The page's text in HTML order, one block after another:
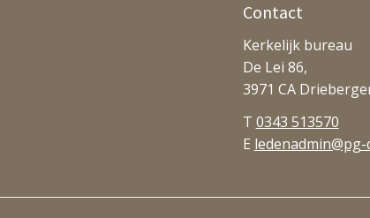
Contact
Kerkelijk bureau
De Lei 86,
3971 CA
T 0343 513570
E